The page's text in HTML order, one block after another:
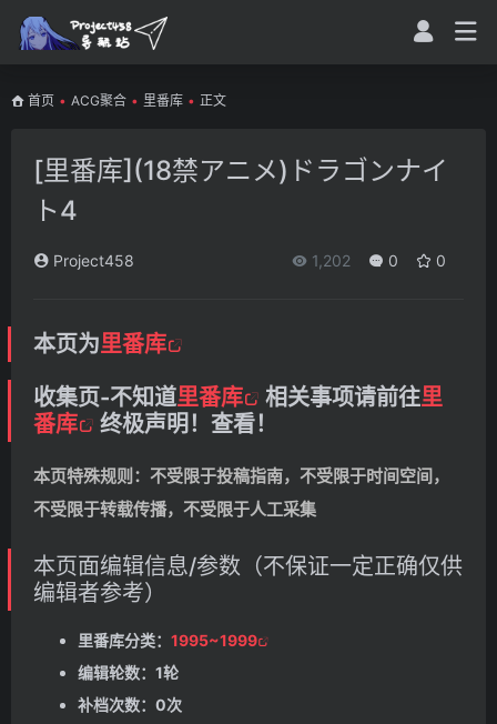
首页 • ACG聚合 • 里番库 • 正文
[里番库](18禁アニメ)ドラゴンナイ
ト4
Project458 1,202 0 0
本页为里番库
收集页-不知道里番库 相关事项请前往里
番库
终极声明！查看！
本页特殊规则：不受限于投稿指南，不受限于时间空间，
不受限于转载传播，不受限于人工采集
本页面编辑信息/参数（不保证一定正确仅供
编辑者参考）
里番库分类： 1995~1999
编辑轮数：1轮
补档次数：0次